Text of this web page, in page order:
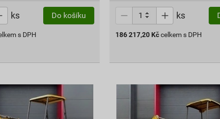
ks Do košíku
s DPH
ks
186 217,20 Kčcelkem s DPH